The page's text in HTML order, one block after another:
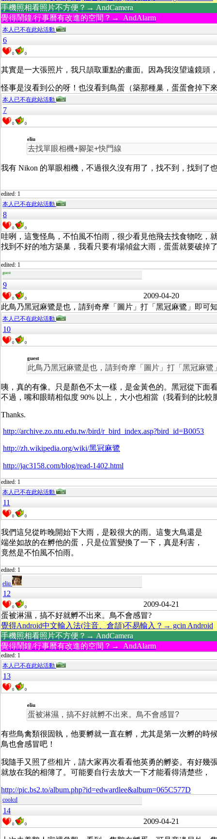
手機照相看照片不方便？→ AndCamera
覺得鬧鐘/行事曆有改進的空間？→ AndAlarm
本人已不在此站活動
6
0 0
其實是一大張照片，我只頡取重點的畫面。因為我沒望遠鏡頭
怪事是沒看到公的呀！也沒看到鳥蛋（築那種巢，蛋蛋會掉下
本人已不在此站活動
7
0 0
eliu
去找單眼相機+腳架+快門線
我有 Nikon 的單眼相機，不過很久沒有用了，找不到，找到了
edited: 1
本人已不在此站活動
8
0 0
哇咧，這隻怪鳥，不怕風不怕雨，很少看見他飛去找食物吃，
找到不好的地方築巢，我看只要有場傾盆大雨，蛋蛋就要破掉
edited: 1
guest
9
0 0
2009-04-20
此鳥乃黑冠麻鷺是也，請到奇摩「圖片」打「黑冠麻鷺」即可
本人已不在此站活動
10
0 0
guest
此鳥乃黑冠麻鷺是也，請到奇摩「圖片」打「黑冠麻鷺
咦，真的有像。只是顏色不太一樣，是金黃色的。黑冠從下面
不過，嘴和眼睛相似度 90% 以上，大小也相當（我看到的比較
Thanks.
http://archive.zo.ntu.edu.tw/bird/r_bird_index.asp?bird_id=B0053
http://zh.wikipedia.org/wiki/黑冠麻鷺
http://jac3158.com/blog/read-1402.html
edited: 1
本人已不在此站活動
11
0 0
我們這兒從昨晚開始下大雨，是殺很大的雨。這隻大鳥還是
端坐如故的在孵他的蛋，只是位置變換了一下，真是利害，
竟然是不怕風不怕雨。
edited: 1
eliu
12
0 0
2009-04-21
蛋被淋濕，搞不好就孵不出來。鳥不會感冒?
覺得Android中文輸入法(注音、倉頡)不易輸入？→ gcin Android
手機照相看照片不方便？→ AndCamera
覺得鬧鐘/行事曆有改進的空間？→ AndAlarm
edited: 1
本人已不在此站活動
13
0 0
eliu
蛋被淋濕，搞不好就孵不出來。鳥不會感冒?
有些鳥禽類很固執，他要孵就一直在孵，尤其是第一次孵的時
鳥也會感冒吧！
我隨手又照了些相片，請大家再次看看他英勇的孵姿。有好幾
就放在我的相簿了。可能要自行去放大一下才能看得清楚些，
http://pic.bs2.to/album.php?id=edwardlee&album=065C577D
coolcd
14
0 0 2009-04-21